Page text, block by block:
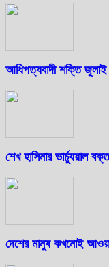
আধিপত্যবাদী শক্তি জুলাই
শেখ হাসিনার ভার্চ্যুয়াল
দেশের মানুষ কখনোই